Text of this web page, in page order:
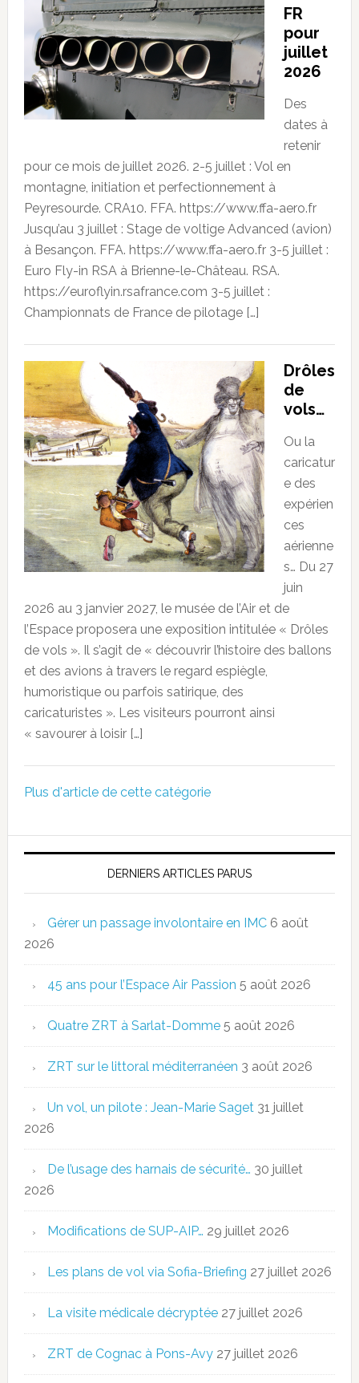
FR
pour
juillet
2026
Des
dates à
retenir
pour ce mois de juillet 2026. 2-5 juillet : Vol en
montagne, initiation et perfectionnement à
Peyresourde. CRA10. FFA. https://www.ffa-aero.fr
Jusqu’au 3 juillet : Stage de voltige Advanced (avion)
à Besançon. FFA. https://www.ffa-aero.fr 3-5 juillet :
Euro Fly-in RSA à Brienne-le-Château. RSA.
https://euroflyin.rsafrance.com 3-5 juillet :
Championnats de France de pilotage […]
Drôles
de
vols…
Ou la
caricatur
e des
expérien
ces
aérienne
s… Du 27
juin
2026 au 3 janvier 2027, le musée de l’Air et de
l’Espace proposera une exposition intitulée « Drôles
de vols ». Il s’agit de « découvrir l’histoire des ballons
et des avions à travers le regard espiègle,
humoristique ou parfois satirique, des
caricaturistes ». Les visiteurs pourront ainsi
« savourer à loisir […]
Plus d'article de cette catégorie
DERNIERS ARTICLES PARUS
Gérer un passage involontaire en IMC 6 août
2026
45 ans pour l’Espace Air Passion 5 août 2026
Quatre ZRT à Sarlat-Domme 5 août 2026
ZRT sur le littoral méditerranéen 3 août 2026
Un vol, un pilote : Jean-Marie Saget 31 juillet
2026
De l’usage des harnais de sécurité… 30 juillet
2026
Modifications de SUP-AIP… 29 juillet 2026
Les plans de vol via Sofia-Briefing 27 juillet 2026
La visite médicale décryptée 27 juillet 2026
ZRT de Cognac à Pons-Avy 27 juillet 2026